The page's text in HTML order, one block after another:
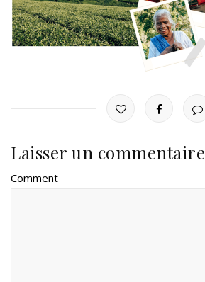
Laisser un commentaire
Comment